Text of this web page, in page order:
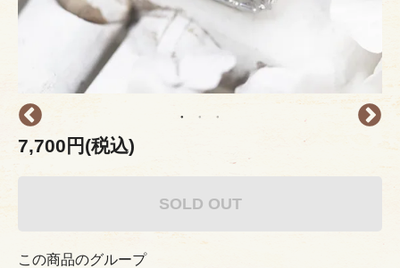
7,700円(税込)
SOLD OUT
この商品のグループ